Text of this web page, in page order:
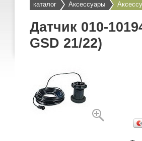
каталог Аксессуары
Датчик 010-
GSD 21/22)